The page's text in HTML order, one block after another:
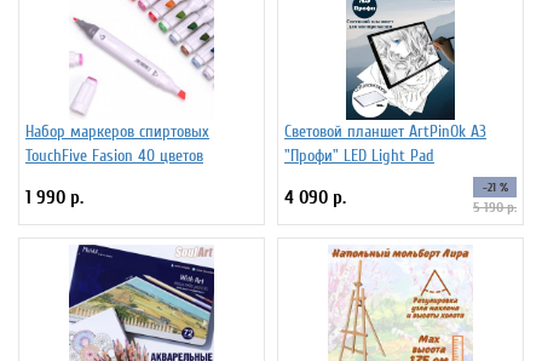
Набор маркеров спиртовых
TouchFive Fasion 40 цветов
1 990 р.
Световой планшет ArtPinOk А3
"Профи" LED Light Pad
4 090 р. -21 %
5 190 р.